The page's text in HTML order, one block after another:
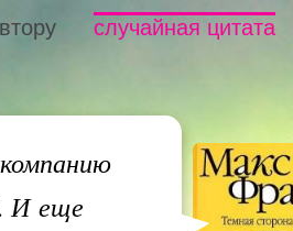
случайная цитата
И еще